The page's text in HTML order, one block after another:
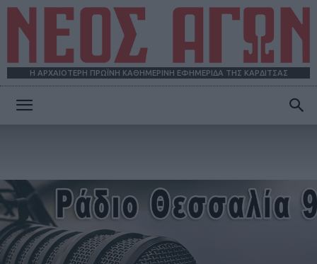
Η ΑΡΧΑΙΟΤΕΡΗ ΠΡΩΪΝΗ ΚΑΘΗΜΕΡΙΝΗ ΕΦΗΜΕΡΙΔΑ ΤΗΣ ΚΑΡΔΙΤΣΑΣ